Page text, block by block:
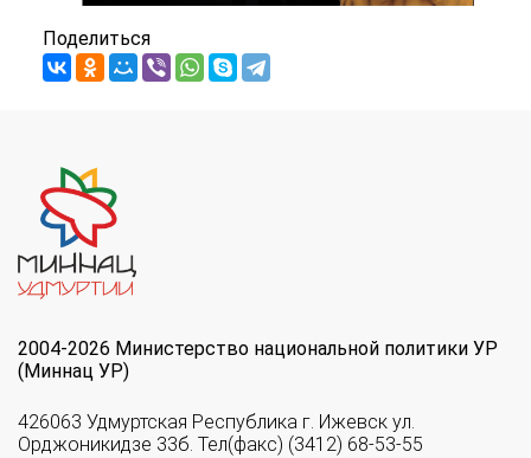
Поделиться
2004-2026 Министерство национальной политики УР
(Миннац УР)
426063 Удмуртская Республика г. Ижевск ул.
Орджоникидзе 33б. Тел(факс) (3412) 68-53-55